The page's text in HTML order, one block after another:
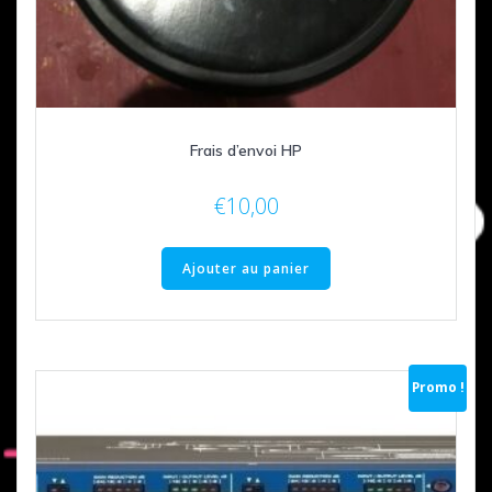
Frais d’envoi HP
€10,00
Ajouter au panier
Promo !